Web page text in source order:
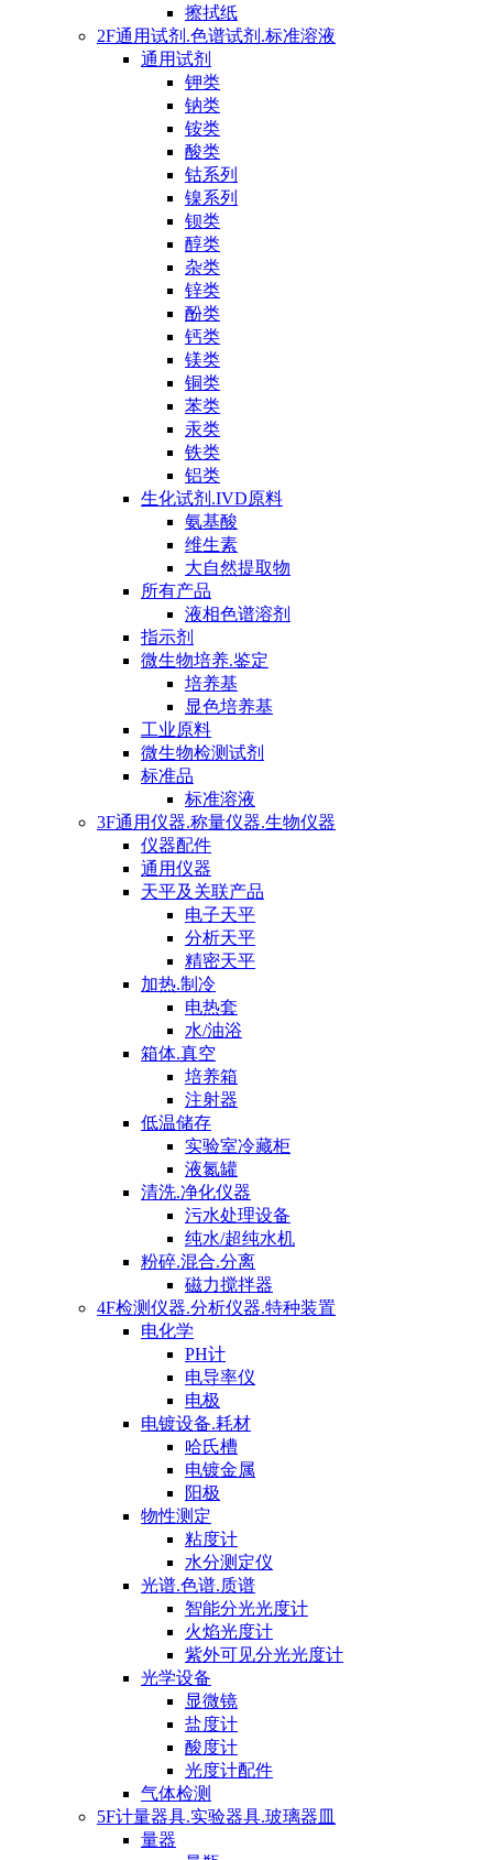
擦拭纸
2F通用试剂.色谱试剂.标准溶液
通用试剂
钾类
钠类
铵类
酸类
钴系列
镍系列
钡类
醇类
杂类
锌类
酚类
钙类
镁类
铜类
苯类
汞类
铁类
铝类
生化试剂.IVD原料
氨基酸
维生素
大自然提取物
所有产品
液相色谱溶剂
指示剂
微生物培养.鉴定
培养基
显色培养基
工业原料
微生物检测试剂
标准品
标准溶液
3F通用仪器.称量仪器.生物仪器
仪器配件
通用仪器
天平及关联产品
电子天平
分析天平
精密天平
加热.制冷
电热套
水/油浴
箱体.真空
培养箱
注射器
低温储存
实验室冷藏柜
液氮罐
清洗.净化仪器
污水处理设备
纯水/超纯水机
粉碎.混合.分离
磁力搅拌器
4F检测仪器.分析仪器.特种装置
电化学
PH计
电导率仪
电极
电镀设备.耗材
哈氏槽
电镀金属
阳极
物性测定
粘度计
水分测定仪
光谱.色谱.质谱
智能分光光度计
火焰光度计
紫外可见分光光度计
光学设备
显微镜
盐度计
酸度计
光度计配件
气体检测
5F计量器具.实验器具.玻璃器皿
量器